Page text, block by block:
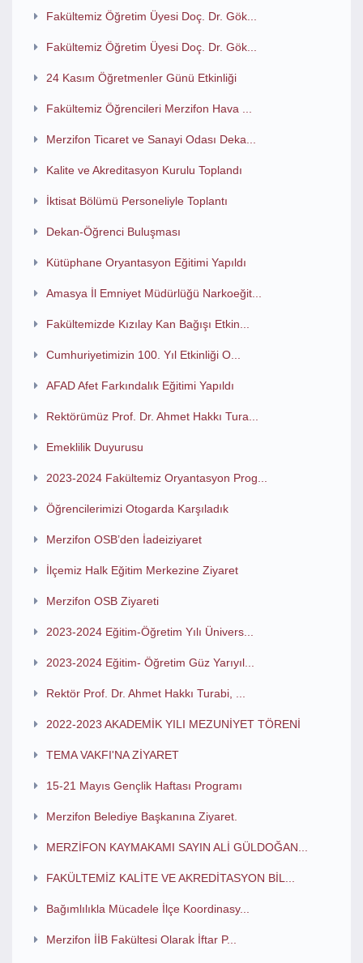
Fakültemiz Öğretim Üyesi Doç. Dr. Gök...
Fakültemiz Öğretim Üyesi Doç. Dr. Gök...
24 Kasım Öğretmenler Günü Etkinliği
Fakültemiz Öğrencileri Merzifon Hava ...
Merzifon Ticaret ve Sanayi Odası Deka...
Kalite ve Akreditasyon Kurulu Toplandı
İktisat Bölümü Personeliyle Toplantı
Dekan-Öğrenci Buluşması
Kütüphane Oryantasyon Eğitimi Yapıldı
Amasya İl Emniyet Müdürlüğü Narkoeğit...
Fakültemizde Kızılay Kan Bağışı Etkin...
Cumhuriyetimizin 100. Yıl Etkinliği O...
AFAD Afet Farkındalık Eğitimi Yapıldı
Rektörümüz Prof. Dr. Ahmet Hakkı Tura...
Emeklilik Duyurusu
2023-2024 Fakültemiz Oryantasyon Prog...
Öğrencilerimizi Otogarda Karşıladık
Merzifon OSB’den İadeiziyaret
İlçemiz Halk Eğitim Merkezine Ziyaret
Merzifon OSB Ziyareti
2023-2024 Eğitim-Öğretim Yılı Ünivers...
2023-2024 Eğitim- Öğretim Güz Yarıyıl...
Rektör Prof. Dr. Ahmet Hakkı Turabi, ...
2022-2023 AKADEMİK YILI MEZUNİYET TÖRENİ
TEMA VAKFI'NA ZİYARET
15-21 Mayıs Gençlik Haftası Programı
Merzifon Belediye Başkanına Ziyaret.
MERZİFON KAYMAKAMI SAYIN ALİ GÜLDOĞAN...
FAKÜLTEMİZ KALİTE VE AKREDİTASYON BİL...
Bağımlılıkla Mücadele İlçe Koordinasy...
Merzifon İİB Fakültesi Olarak İftar P...